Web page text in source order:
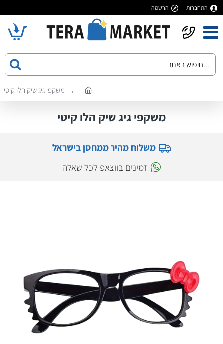
התחברות הרשמה
משקפי גיג שיק הלו קיטי
משקפי גיג שיק הלו קיטי
משלוח מהיר ממחסן בישראל
זמינים בווצאפ לכל שאלה